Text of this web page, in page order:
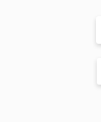
10
Afin de vous